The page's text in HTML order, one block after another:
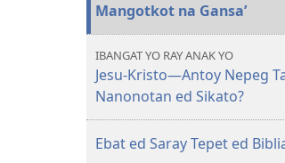
Mangotkot na Gansa’
IBANGAT YO RAY ANAK YO
Jesu-Kristo​—Antoy Nepeg
Nanonotan ed Sikato?
Ebat ed Saray Tepet ed